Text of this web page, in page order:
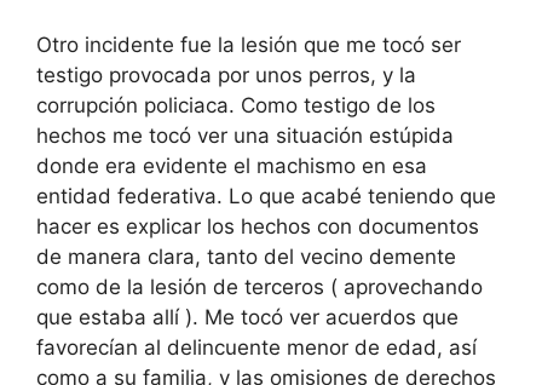
Otro incidente fue la lesión que me tocó ser
testigo provocada por unos perros, y la
corrupción policiaca. Como testigo de los
hechos me tocó ver una situación estúpida
donde era evidente el machismo en esa
entidad federativa. Lo que acabé teniendo que
hacer es explicar los hechos con documentos
de manera clara, tanto del vecino demente
como de la lesión de terceros ( aprovechando
que estaba allí ). Me tocó ver acuerdos que
favorecían al delincuente menor de edad, así
como a su familia, y las omisiones de derechos